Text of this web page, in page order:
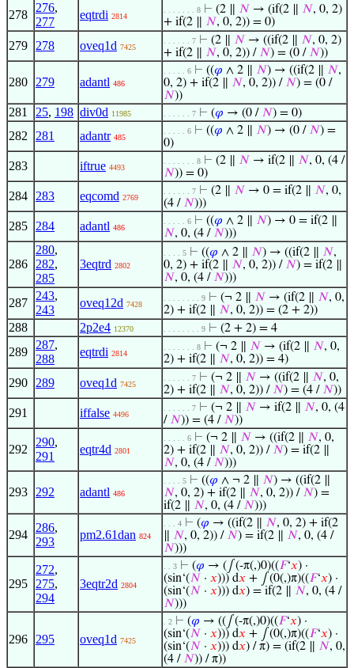
278
276,
277
eqtrdi 2814
. . . . . . . 8 ⊢ (2 ∥ 𝑁 → (if(2 ∥ 𝑁, 0, 2)
+ if(2 ∥ 𝑁, 0, 2)) = 0)
279 278 oveq1d 7425
. . . . . . 7 ⊢ (2 ∥ 𝑁 → ((if(2 ∥ 𝑁, 0, 2)
+ if(2 ∥ 𝑁, 0, 2)) / 𝑁) = (0 / 𝑁))
280 279 adantl 486
. . . . . 6 ⊢ ((𝜑 ∧ 2 ∥ 𝑁) → ((if(2 ∥ 𝑁,
0, 2) + if(2 ∥ 𝑁, 0, 2)) / 𝑁) = (0 /
𝑁))
281 25, 198 div0d 11985 . . . . . . 7 ⊢ (𝜑 → (0 / 𝑁) = 0)
282 281 adantr 485
. . . . . 6 ⊢ ((𝜑 ∧ 2 ∥ 𝑁) → (0 / 𝑁) =
0)
283 iftrue 4493
. . . . . . . 8 ⊢ (2 ∥ 𝑁 → if(2 ∥ 𝑁, 0, (4 /
𝑁)) = 0)
284 283 eqcomd 2769
. . . . . . 7 ⊢ (2 ∥ 𝑁 → 0 = if(2 ∥ 𝑁, 0,
(4 / 𝑁)))
285 284 adantl 486
. . . . . 6 ⊢ ((𝜑 ∧ 2 ∥ 𝑁) → 0 = if(2 ∥
𝑁, 0, (4 / 𝑁)))
286
280,
282,
285
3eqtrd 2802
. . . . 5 ⊢ ((𝜑 ∧ 2 ∥ 𝑁) → ((if(2 ∥ 𝑁,
0, 2) + if(2 ∥ 𝑁, 0, 2)) / 𝑁) = if(2 ∥
𝑁, 0, (4 / 𝑁)))
287
243,
243
oveq12d 7428
. . . . . . . . 9 ⊢ (¬ 2 ∥ 𝑁 → (if(2 ∥ 𝑁, 0,
2) + if(2 ∥ 𝑁, 0, 2)) = (2 + 2))
288 2p2e4 12370 . . . . . . . . 9 ⊢ (2 + 2) = 4
289
287,
288
eqtrdi 2814
. . . . . . . 8 ⊢ (¬ 2 ∥ 𝑁 → (if(2 ∥ 𝑁, 0,
2) + if(2 ∥ 𝑁, 0, 2)) = 4)
290 289 oveq1d 7425
. . . . . . 7 ⊢ (¬ 2 ∥ 𝑁 → ((if(2 ∥ 𝑁, 0,
2) + if(2 ∥ 𝑁, 0, 2)) / 𝑁) = (4 / 𝑁))
291 iffalse 4496
. . . . . . 7 ⊢ (¬ 2 ∥ 𝑁 → if(2 ∥ 𝑁, 0, (4
/ 𝑁)) = (4 / 𝑁))
292
290,
291
eqtr4d 2801
. . . . . 6 ⊢ (¬ 2 ∥ 𝑁 → ((if(2 ∥ 𝑁, 0,
2) + if(2 ∥ 𝑁, 0, 2)) / 𝑁) = if(2 ∥
𝑁, 0, (4 / 𝑁)))
293 292 adantl 486
. . . . 5 ⊢ ((𝜑 ∧ ¬ 2 ∥ 𝑁) → ((if(2 ∥
𝑁, 0, 2) + if(2 ∥ 𝑁, 0, 2)) / 𝑁) =
if(2 ∥ 𝑁, 0, (4 / 𝑁)))
294
286,
293
pm2.61dan 824
. . . 4 ⊢ (𝜑 → ((if(2 ∥ 𝑁, 0, 2) + if(2
𝑁, 0, 2)) / 𝑁) = if(2 ∥ 𝑁, 0, (4 /
𝑁)))
295
272,
275,
294
3eqtr2d 2804
. . 3 ⊢ (𝜑 → (∫(-π(,)0)((𝐹‘𝑥) ·
(sin‘(𝑁 · 𝑥))) d𝑥 + ∫(0(,)π)((𝐹‘𝑥) ·
(sin‘(𝑁 · 𝑥))) d𝑥) = if(2 ∥ 𝑁, 0, (4 /
𝑁)))
296 295 oveq1d 7425
. 2 ⊢ (𝜑 → ((∫(-π(,)0)((𝐹‘𝑥) ·
(sin‘(𝑁 · 𝑥))) d𝑥 + ∫(0(,)π)((𝐹‘𝑥) ·
(sin‘(𝑁 · 𝑥))) d𝑥) / π) = (if(2 ∥ 𝑁, 0,
(4 / 𝑁)) / π))